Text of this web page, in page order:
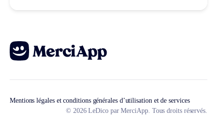
Mentions légales et conditions générales d’utilisation et de services
© 2026 LeDico par MerciApp. Tous droits réservés.